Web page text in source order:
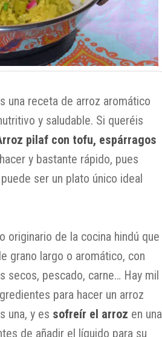
una receta de arroz aromático
y saludable. Si queréis
pilaf con tofu, espárragos
y bastante rápido, pues
ser un plato único ideal
originario de la cocina hindú que
grano largo o aromático, con
secos, pescado, carne… Hay mil
para hacer un arroz
una, y es sofreír el arroz en una
de añadir el líquido para su